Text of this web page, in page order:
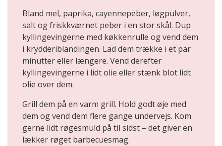
Bland mel, paprika, cayennepeber, løgpulver,
salt og friskkværnet peber i en stor skål. Dup
kyllingevingerne med køkkenrulle og vend dem
i krydderiblandingen. Lad dem trække i et par
minutter eller længere. Vend derefter
kyllingevingerne i lidt olie eller stænk blot lidt
olie over dem.
Grill dem på en varm grill. Hold godt øje med
dem og vend dem flere gange undervejs. Kom
gerne lidt røgesmuld på til sidst – det giver en
lækker røget barbecuesmag.